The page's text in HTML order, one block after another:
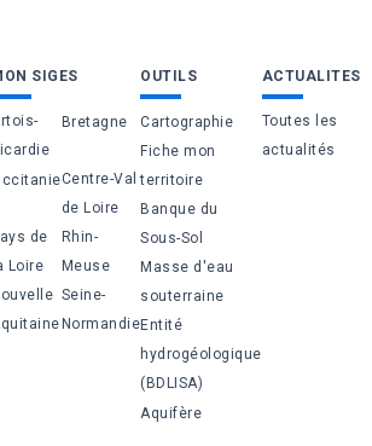
SIGES
Bretagne
Centre-Val
de Loire
de
Loire
Rhin-
Meuse
Seine-
Normandie
OUTILS
Cartographie
Fiche mon
territoire
Banque du
Sous-Sol
Masse d'eau
souterraine
Entité
hydrogéologique
(BDLISA)
Aquifère
ACTUALITES
Toutes les
actualités